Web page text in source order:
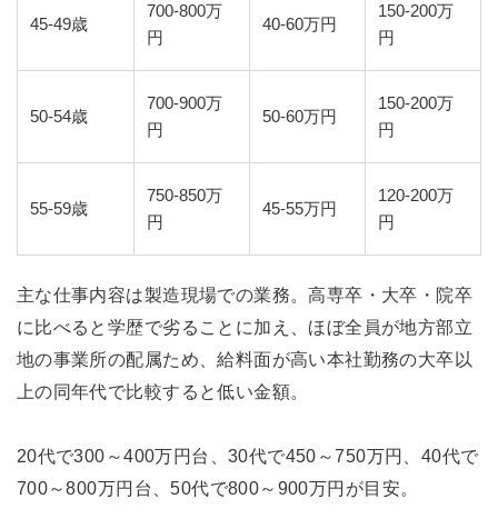
45-49歳
700-800万
円
40-60万円
150-200万
円
50-54歳
700-900万
円
50-60万円
150-200万
円
55-59歳
750-850万
円
45-55万円
120-200万
円
主な仕事内容は製造現場での業務。高専卒・大卒・院卒
に比べると学歴で劣ることに加え、ほぼ全員が地方部立
地の事業所の配属ため、給料面が高い本社勤務の大卒以
上の同年代で比較すると低い金額。
20代で300～400万円台、30代で450～750万円、40代で
700～800万円台、50代で800～900万円が目安。